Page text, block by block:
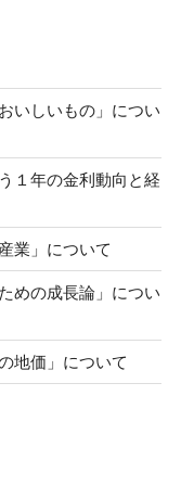
いしいもの」につい
１年の金利動向と経
業」について
めの成長論」につい
地価」について